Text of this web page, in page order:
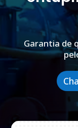
Garantia de